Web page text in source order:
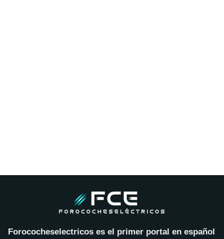
Forococheselectricos es el primer portal en español